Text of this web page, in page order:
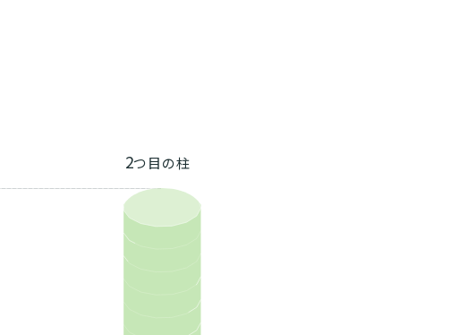
2つ目の柱